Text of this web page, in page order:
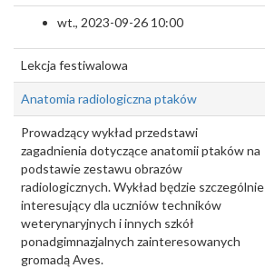
wt., 2023-09-26 10:00
Lekcja festiwalowa
Anatomia radiologiczna ptaków
Prowadzący wykład przedstawi
zagadnienia dotyczące anatomii ptaków na
podstawie zestawu obrazów
radiologicznych. Wykład będzie szczególnie
interesujący dla uczniów techników
weterynaryjnych i innych szkół
ponadgimnazjalnych zainteresowanych
gromadą Aves.